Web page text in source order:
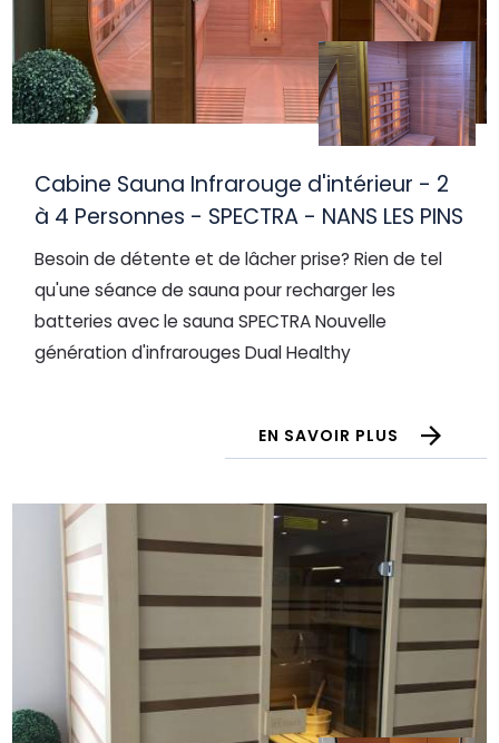
Cabine Sauna Infrarouge d'intérieur - 2
à 4 Personnes - SPECTRA - NANS LES PINS
Besoin de détente et de lâcher prise? Rien de tel
qu'une séance de sauna pour recharger les
batteries avec le sauna SPECTRA Nouvelle
génération d'infrarouges Dual Healthy
EN SAVOIR PLUS